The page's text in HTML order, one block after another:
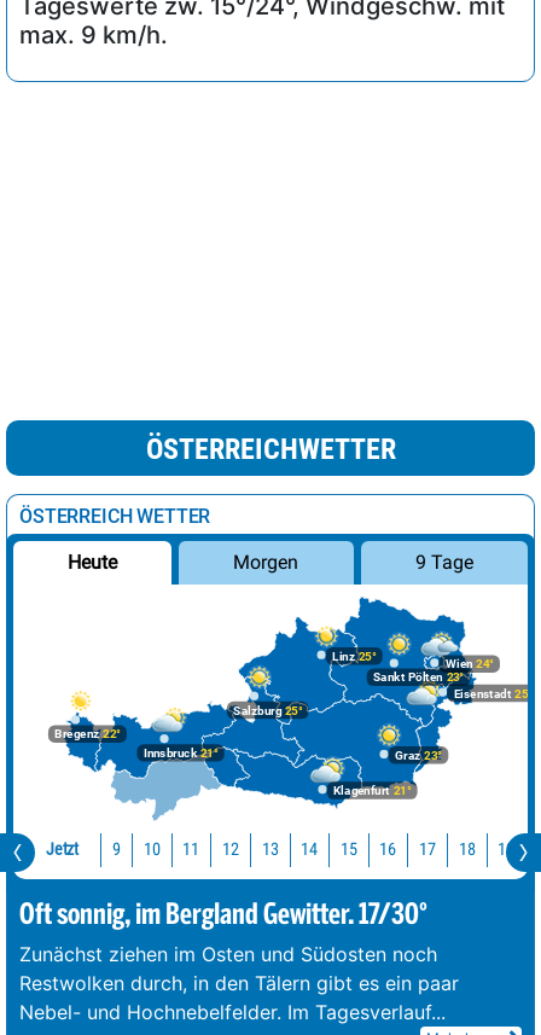
max. 9 km/h.
ÖSTERREICHWETTER
ÖSTERREICH WETTER
Heute Morgen 9 Tage
Bregenz22°
Graz23°
Innsbruck21°
Klagenfurt 21°
Linz25°
Salzburg25°
Wien 24°
Eisenstadt 25°
Sankt Pölten23°
Jetzt 9 10 11 12 13 14 15 16 17 18 19
Oft sonnig, im Bergland Gewitter. 17/30°
Zunächst ziehen im Osten und Südosten noch
Restwolken durch, in den Tälern gibt es ein paar
Nebel- und Hochnebelfelder. Im Tagesverlauf...